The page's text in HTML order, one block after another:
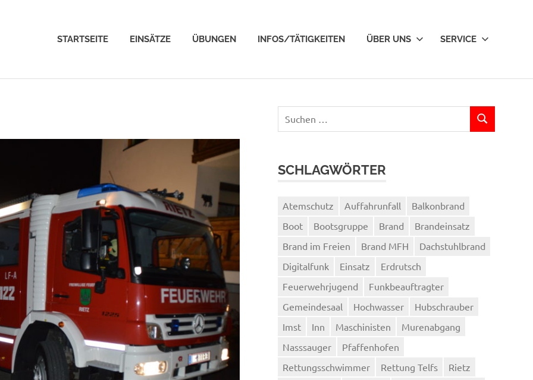
STARTSEITE EINSÄTZE ÜBUNGEN INFOS/TÄTIGKEITEN ÜBER UNS SERVICE
nach:
SUCHEN
SCHLAGWÖRTER
Atemschutz Auffahrunfall
Balkonbrand
Boot
Bootsgruppe Brand
Brandeinsatz
Brand im Freien
Brand MFH
Dachstuhlbrand
Digitalfunk
Einsatz
Erdrutsch
Feuerwehrjugend
Funkbeauftragter
Gemeindesaal
Hochwasser
Hubschrauber
Imst
Inn Maschinisten
Murenabgang
Nasssauger
Pfaffenhofen
Rettungsschwimmer
Rettung Telfs
Rietz